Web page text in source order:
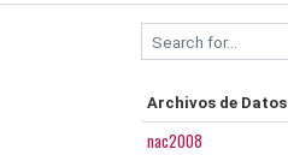
Archivos de Datos
nac2008